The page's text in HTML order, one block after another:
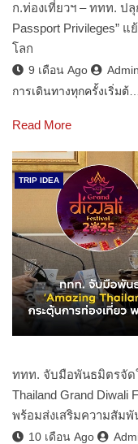
ก.ท่องเที่ยวฯ – ททท. ป
Passport Privileges”
โลก
9 เดือน Ago
การเดินทางทุกครั้งเริ่มต้…
Read More
TRIP IDEA
ททท. จับมือพันธมิตรจัด
Thailand Grand Diwali
พร้อมส่งเสริมความสัมพั
10 เดือน Ago